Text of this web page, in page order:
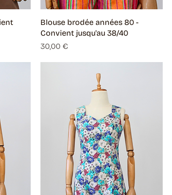
Blouse brodée années 80 -
Convient jusqu'au 38/40
Prix
30,00 €